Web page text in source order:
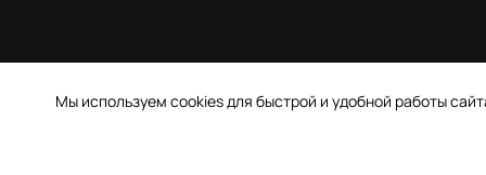
Мы используем cookies для быстрой и удобной работы